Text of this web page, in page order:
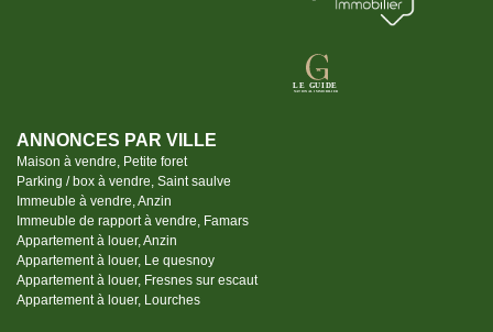
ANNONCES PAR VILLE
Maison à vendre, Petite foret
Parking / box à vendre, Saint saulve
Immeuble à vendre, Anzin
Immeuble de rapport à vendre, Famars
Appartement à louer, Anzin
Appartement à louer, Le quesnoy
Appartement à louer, Fresnes sur escaut
Appartement à louer, Lourches